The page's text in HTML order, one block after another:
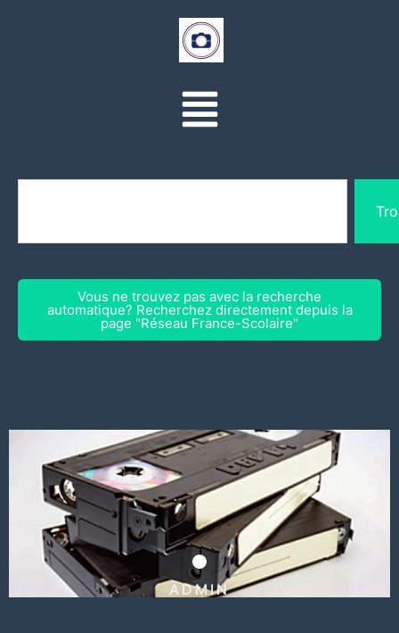
Vous ne trouvez pas avec la recherche
automatique? Recherchez directement depuis la
page "Réseau France-Scolaire"
ADMIN